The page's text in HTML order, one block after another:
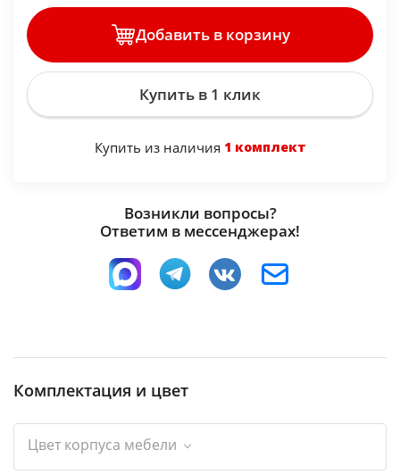
Добавить в корзину
Купить в 1 клик
Купить из наличия 1 комплект
Возникли вопросы?
Ответим в мессенджерах!
Комплектация и цвет
Цвет корпуса мебели